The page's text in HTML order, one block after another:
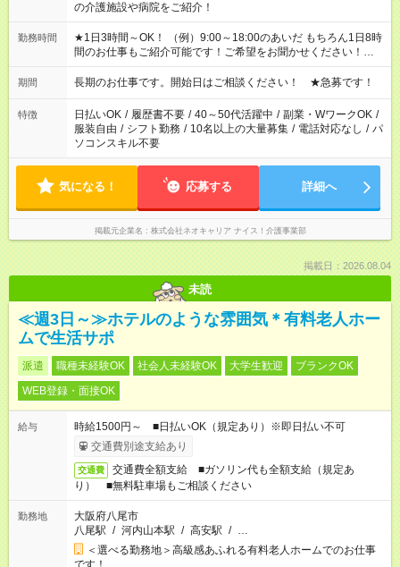
の介護施設や病院をご紹介！
勤務時間
★1日3時間～OK！ （例）9:00～18:00のあいだ もちろん1日8時
間のお仕事もご紹介可能です！ご希望をお聞かせください！★家
庭の都合でお休みが必要な場合も遠慮なくご相談ください。 時
間固定OK ※週最低15時間以上の勤務が必要です
期間 長期のお仕事です。開始日はご相談ください！ ★急募です！
特徴 日払いOK / 履歴書不要 / 40～50代活躍中 / 副業・WワークOK /
服装自由 / シフト勤務 / 10名以上の大量募集 / 電話対応なし / パ
ソコンスキル不要
気になる！ 応募する 詳細へ
掲載元企業名 株式会社ネオキャリア ナイス！介護事業部
掲載日：2026.08.04
未読
≪週3日～≫ホテルのような雰囲気＊有料老人ホー
ムで生活サポ
派遣 職種未経験OK 社会人未経験OK 大学生歓迎
ブランクOK
WEB登録・面接OK
給与
時給1500円～ ■日払いOK（規定あり）※即日払い不可
交通費別途支給あり
交通費
交通費全額支給 ■ガソリン代も全額支給（規定あ
り） ■無料駐車場もご相談ください
勤務地
大阪府八尾市
八尾駅 / 河内山本駅 / 高安駅 / …
＜選べる勤務地＞高級感あふれる有料老人ホームでのお仕事
です！